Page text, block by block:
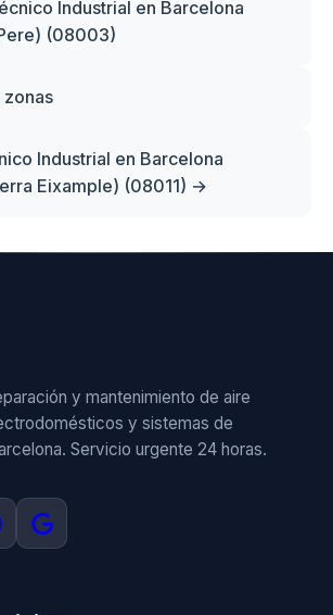
Industrial en Barcelona
(08003)
zonas
Industrial en Barcelona
Eixample) (08011) →
y mantenimiento de aire
y sistemas de
Servicio urgente 24 horas.